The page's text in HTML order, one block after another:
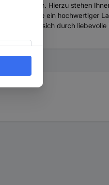
Decoder an. Hierzu stehen
Schnittstelle ein hochwertiger
die sich durch